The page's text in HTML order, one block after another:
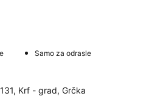
Samo za odrasle
Krf - grad, Grčka